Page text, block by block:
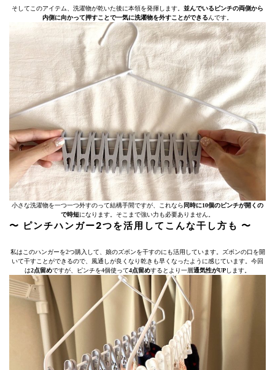
そしてこのアイテム、洗濯物が乾いた後に本領を発揮します。 並んでいるピンチの両側から
内側に向かって押すことで一気に洗濯物を外すことができるんです。
小さな洗濯物を一つ一つ外すのって結構手間ですが、これなら 同時に10個のピンチが開くの
で時短になります。そこまで強い力も必要ありません。
〜 ピンチハンガー2つを活用してこんな干し方も 〜
私はこのハンガーを2つ購入して、娘のズボンを干すのにも活用しています。ズボンの口を開
いて干すことができるので、風通しが良くなり乾きも早くなったように感じています。今回
は2点留めですが、ピンチを4個使って4点留めするとより一層通気性がUPします。